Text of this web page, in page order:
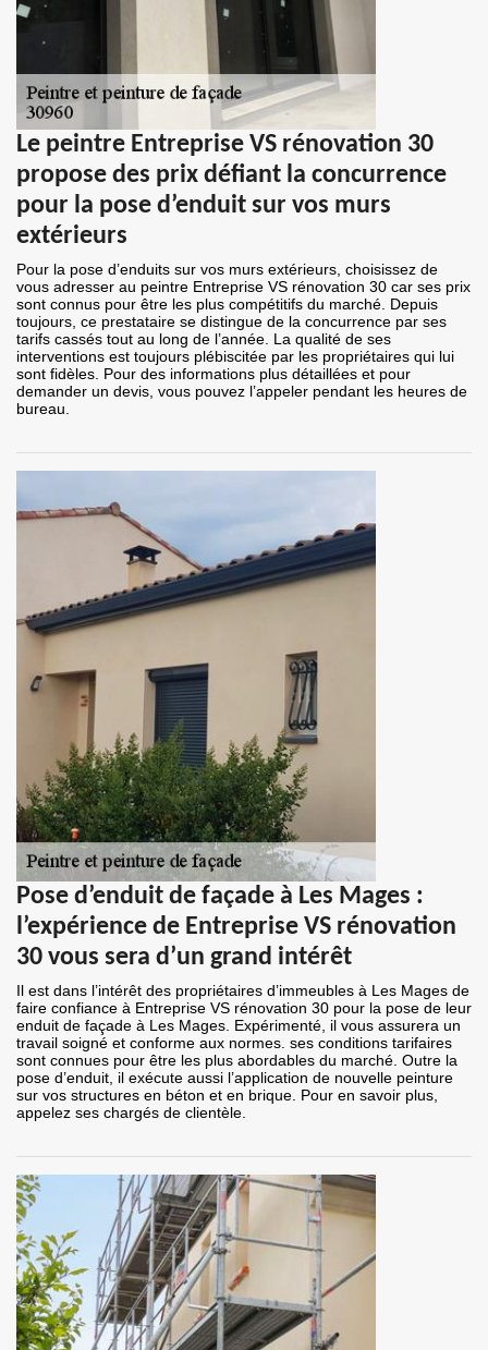
Le peintre Entreprise VS rénovation 30
propose des prix défiant la concurrence
pour la pose d’enduit sur vos murs
extérieurs
Pour la pose d’enduits sur vos murs extérieurs, choisissez de
vous adresser au peintre Entreprise VS rénovation 30 car ses prix
sont connus pour être les plus compétitifs du marché. Depuis
toujours, ce prestataire se distingue de la concurrence par ses
tarifs cassés tout au long de l’année. La qualité de ses
interventions est toujours plébiscitée par les propriétaires qui lui
sont fidèles. Pour des informations plus détaillées et pour
demander un devis, vous pouvez l’appeler pendant les heures de
bureau.
Pose d’enduit de façade à Les Mages :
l’expérience de Entreprise VS rénovation
30 vous sera d’un grand intérêt
Il est dans l’intérêt des propriétaires d’immeubles à Les Mages de
faire confiance à Entreprise VS rénovation 30 pour la pose de leur
enduit de façade à Les Mages. Expérimenté, il vous assurera un
travail soigné et conforme aux normes. ses conditions tarifaires
sont connues pour être les plus abordables du marché. Outre la
pose d’enduit, il exécute aussi l’application de nouvelle peinture
sur vos structures en béton et en brique. Pour en savoir plus,
appelez ses chargés de clientèle.